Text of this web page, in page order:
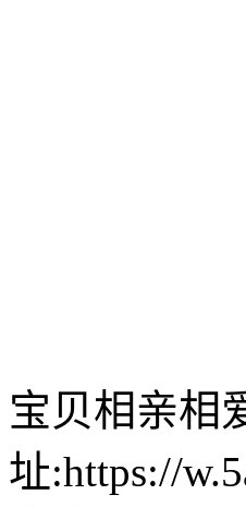
宝贝相亲相
址:https://